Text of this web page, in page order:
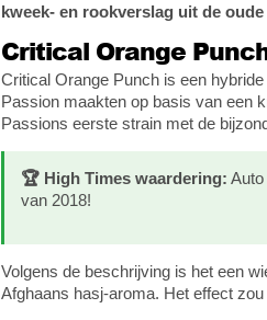
kweek- en rookverslag uit de
Critical Orange
Critical Orange Punch is een
Passion maakten op basis van een
Passions eerste strain met de
🏆 High Times waardering:
van 2018!
Volgens de beschrijving is het een
Afghaans hasj-aroma. Het effect